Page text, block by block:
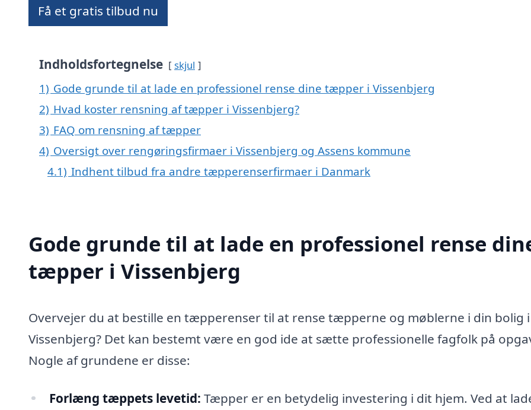
Få et gratis tilbud nu
Indholdsfortegnelse skjul
1) Gode grunde til at lade en professionel rense dine tæpper i Vissenbjerg
2) Hvad koster rensning af tæpper i Vissenbjerg?
3) FAQ om rensning af tæpper
4) Oversigt over rengøringsfirmaer i Vissenbjerg og Assens kommune
4.1) Indhent tilbud fra andre tæpperenserfirmaer i Danmark
Gode grunde til at lade en professionel rense
tæpper i Vissenbjerg
Overvejer du at bestille en tæpperenser til at rense tæpperne og møblerne i din bolig i
Vissenbjerg? Det kan bestemt være en god ide at sætte professionelle fagfolk på
Nogle af grundene er disse:
Forlæng tæppets levetid: Tæpper er en betydelig investering i dit hjem. Ved at